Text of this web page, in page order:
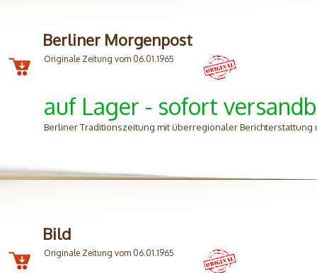
Berliner Morgenpost
Originale Zeitung vom 06.01.1965
auf Lager - sofort
Berliner Traditionszeitung mit überregionaler
Bild
Originale Zeitung vom 06.01.1965